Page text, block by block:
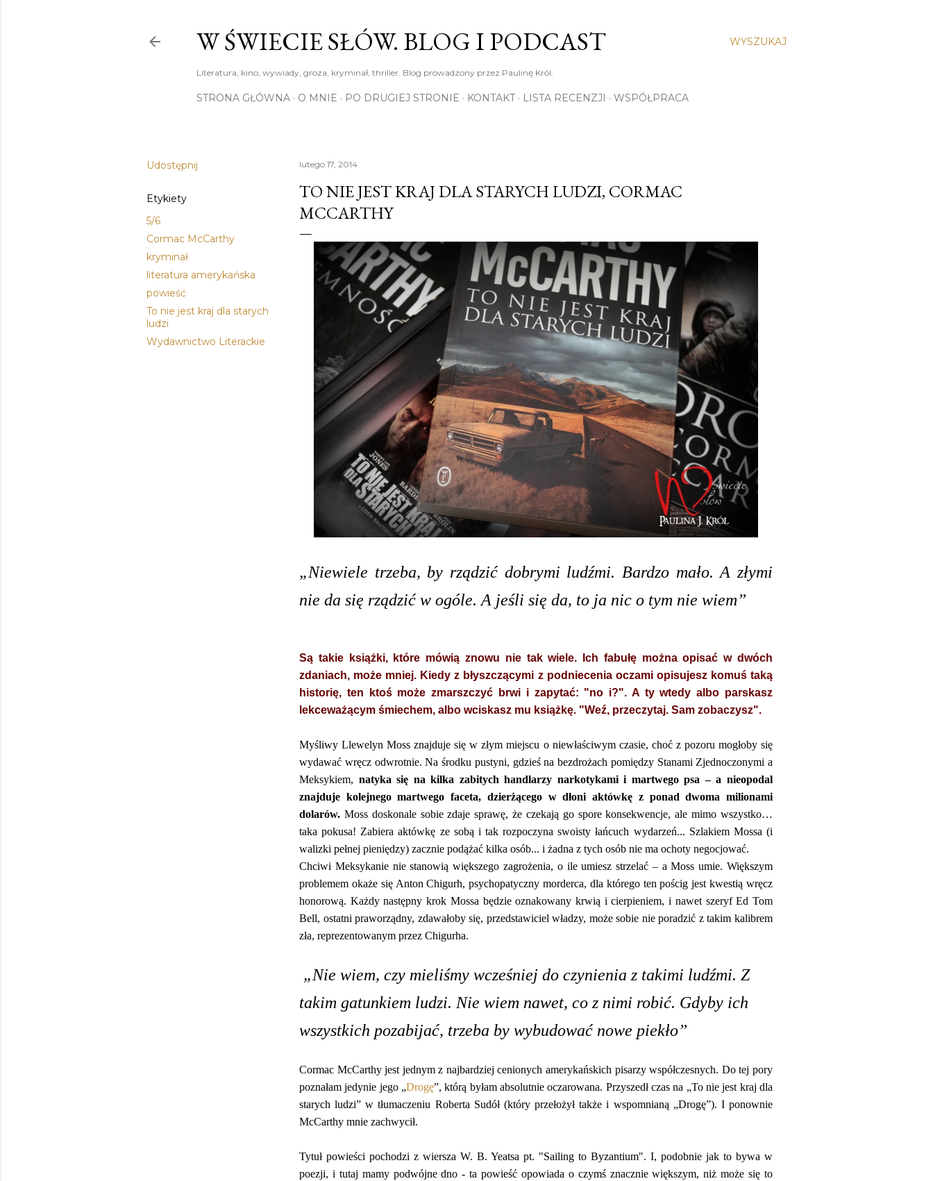
WYSZUKAJ
W ŚWIECIE SŁÓW. BLOG I PODCAST
Literatura, kino, wywiady, groza, kryminał, thriller. Blog prowadzony przez Paulinę Król.
STRONA GŁÓWNA O MNIE PO DRUGIEJ STRONIE KONTAKT LISTA RECENZJI WSPÓŁPRACA
Udostępnij
Etykiety
5/6
Cormac McCarthy
kryminał
literatura amerykańska
powieść
To nie jest kraj dla starych
ludzi
Wydawnictwo Literackie
lutego 17, 2014
TO NIE JEST KRAJ DLA STARYCH LUDZI, CORMAC
MCCARTHY
„Niewiele trzeba, by rządzić dobrymi ludźmi. Bardzo mało. A złymi
nie da się rządzić w ogóle. A jeśli się da, to ja nic o tym nie wiem”
Są takie książki, które mówią znowu nie tak wiele. Ich fabułę można opisać w dwóch
zdaniach, może mniej. Kiedy z błyszczącymi z podniecenia oczami opisujesz komuś taką
historię, ten ktoś może zmarszczyć brwi i zapytać: "no i?". A ty wtedy albo parskasz
lekceważącym śmiechem, albo wciskasz mu książkę. "Weź, przeczytaj. Sam zobaczysz".
Myśliwy Llewelyn Moss znajduje się w złym miejscu o niewłaściwym czasie, choć z pozoru mogłoby się
wydawać wręcz odwrotnie. Na środku pustyni, gdzieś na bezdrożach pomiędzy Stanami Zjednoczonymi a
Meksykiem, natyka się na kilka zabitych handlarzy narkotykami i martwego psa – a nieopodal
znajduje kolejnego martwego faceta, dzierżącego w dłoni aktówkę z ponad dwoma milionami
dolarów. Moss doskonale sobie zdaje sprawę, że czekają go spore konsekwencje, ale mimo wszystko…
taka pokusa! Zabiera aktówkę ze sobą i tak rozpoczyna swoisty łańcuch wydarzeń... Szlakiem Mossa (i
walizki pełnej pieniędzy) zacznie podążać kilka osób... i żadna z tych osób nie ma ochoty negocjować.
Chciwi Meksykanie nie stanowią większego zagrożenia, o ile umiesz strzelać – a Moss umie. Większym
problemem okaże się Anton Chigurh, psychopatyczny morderca, dla którego ten pościg jest kwestią wręcz
honorową. Każdy następny krok Mossa będzie oznakowany krwią i cierpieniem, i nawet szeryf Ed Tom
Bell, ostatni praworządny, zdawałoby się, przedstawiciel władzy, może sobie nie poradzić z takim kalibrem
zła, reprezentowanym przez Chigurha.
„Nie wiem, czy mieliśmy wcześniej do czynienia z takimi ludźmi. Z
takim gatunkiem ludzi. Nie wiem nawet, co z nimi robić. Gdyby ich
wszystkich pozabijać, trzeba by wybudować nowe piekło”
Cormac McCarthy jest jednym z najbardziej cenionych amerykańskich pisarzy współczesnych. Do tej pory
poznałam jedynie jego „Drogę”, którą byłam absolutnie oczarowana. Przyszedł czas na „To nie jest kraj dla
starych ludzi” w tłumaczeniu Roberta Sudół (który przełożył także i wspomnianą „Drogę”). I ponownie
McCarthy mnie zachwycił.
Tytuł powieści pochodzi z wiersza W. B. Yeatsa pt. "Sailing to Byzantium". I, podobnie jak to bywa w
poezji, i tutaj mamy podwójne dno - ta powieść opowiada o czymś znacznie większym, niż może się to